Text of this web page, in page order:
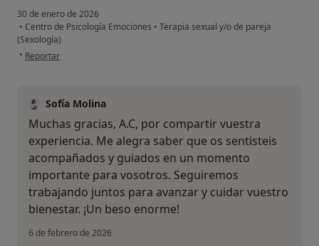
30 de enero de 2026
• Centro de Psicología Emociones • Terapia sexual y/o de pareja
(Sexología)
• en opinión del usuario A.C
Reportar
Sofía Molina
Muchas gracias, A.C, por compartir vuestra
experiencia. Me alegra saber que os sentisteis
acompañados y guiados en un momento
importante para vosotros. Seguiremos
trabajando juntos para avanzar y cuidar vuestro
bienestar. ¡Un beso enorme!
6 de febrero de 2026